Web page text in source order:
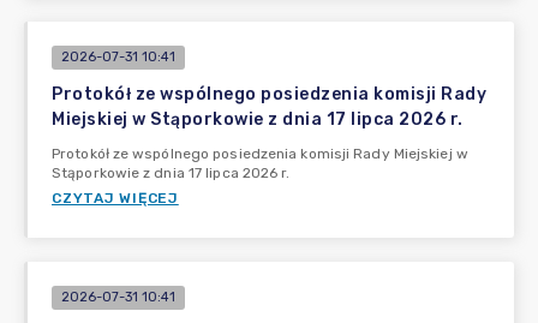
2026-07-31 10:41
Protokół ze wspólnego posiedzenia komisji Rady
Miejskiej w Stąporkowie z dnia 17 lipca 2026 r.
Protokół ze wspólnego posiedzenia komisji Rady Miejskiej w
Stąporkowie z dnia 17 lipca 2026 r.
CZYTAJ WIĘCEJ
2026-07-31 10:41